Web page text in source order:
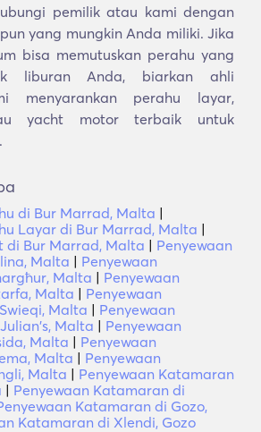
pemilik atau kami dengan
yang mungkin Anda miliki. Jika
bisa memutuskan perahu yang
liburan Anda, biarkan ahli
menyarankan perahu layar,
yacht motor terbaik untuk
di Bur Marrad, Malta |
Layar di Bur Marrad, Malta |
di Bur Marrad, Malta | Penyewaan
Malta | Penyewaan
Malta | Penyewaan
Malta | Penyewaan
Malta | Penyewaan
Malta | Penyewaan
Malta | Penyewaan
Malta | Penyewaan
Malta | Penyewaan Katamaran
| Penyewaan Katamaran di
Katamaran di Gozo,
Katamaran di Xlendi, Gozo